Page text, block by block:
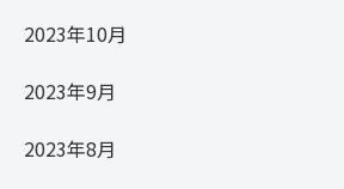
2023年10月
2023年9月
2023年8月